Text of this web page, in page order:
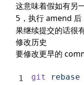
这意味着假如有另
5 ，执行 amend 后
果继续提交的话很
修改历史
要修改更早的
git rebase